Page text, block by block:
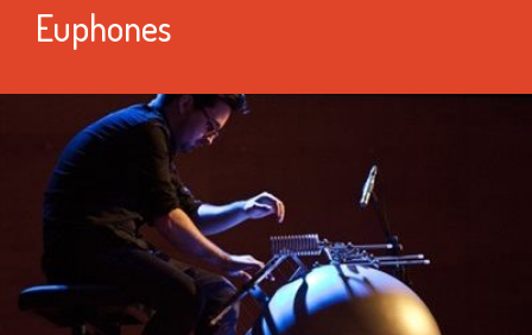
Euphones